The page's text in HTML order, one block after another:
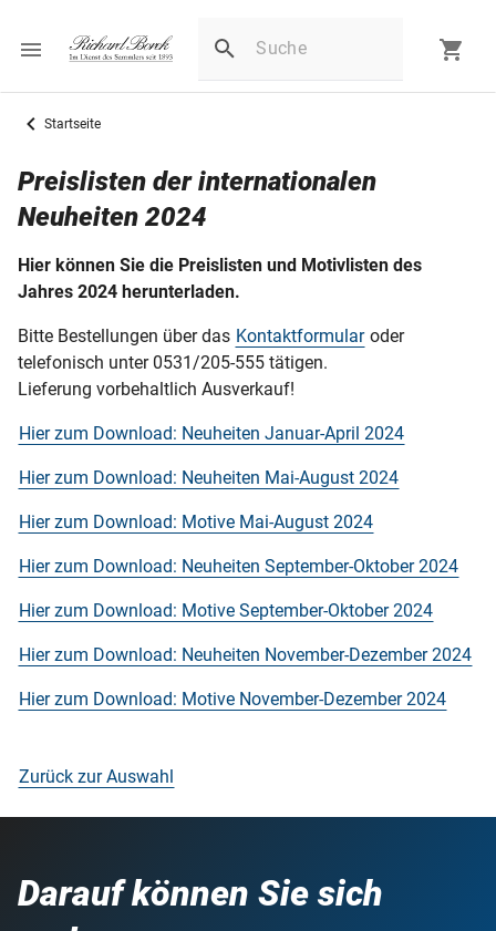
Startseite
Preislisten der internationalen
Neuheiten 2024
Hier können Sie die Preislisten und Motivlisten des
Jahres 2024 herunterladen.
Bitte Bestellungen über das Kontaktformular oder
telefonisch unter 0531/205-555 tätigen.
Lieferung vorbehaltlich Ausverkauf!
Hier zum Download: Neuheiten Januar-April 2024
Hier zum Download: Neuheiten Mai-August 2024
Hier zum Download: Motive Mai-August 2024
Hier zum Download: Neuheiten September-Oktober 2024
Hier zum Download: Motive September-Oktober 2024
Hier zum Download: Neuheiten November-Dezember 2024
Hier zum Download: Motive November-Dezember 2024
Zurück zur Auswahl
Darauf können Sie sich